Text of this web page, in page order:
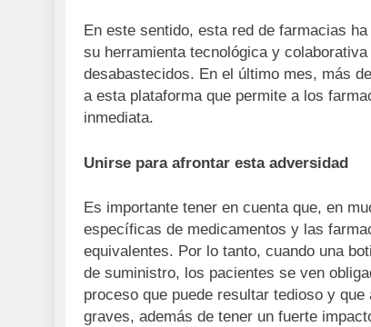
En este sentido, esta red de farmacias
su herramienta tecnológica y
desabastecidos. En el último mes, más
a esta plataforma que permite a los
inmediata.
Unirse para afrontar esta adversidad
Es importante tener en cuenta que, en
específicas de medicamentos y las
equivalentes. Por lo tanto, cuando una
de suministro, los pacientes se ven
proceso que puede resultar tedioso y
graves, además de tener un fuerte